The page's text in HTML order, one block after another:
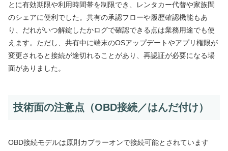
とに有効期限や利用時間帯を制限でき、レンタカー代替や家族間
のシェアに便利でした。共有の承認フローや履歴確認機能もあ
り、だれがいつ解錠したかログで確認できる点は業務用途でも使
えます。ただし、共有中に端末のOSアップデートやアプリ権限が
変更されると接続が途切れることがあり、再認証が必要になる場
面がありました。
技術面の注意点（OBD接続／はんだ付け）
OBD接続モデルは原則カプラーオンで接続可能とされています